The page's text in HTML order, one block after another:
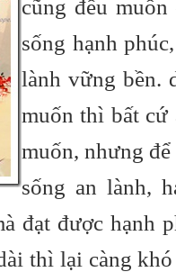
cũng đều
sống hạnh
lành vững bền.
muốn thì bất cứ
muốn, nhưng
sống an lành,
đạt được hạnh
thì lại càng